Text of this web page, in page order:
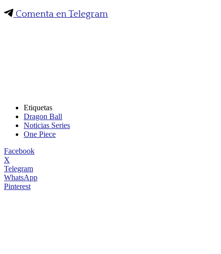
Comenta en Telegram
Etiquetas
Dragon Ball
Noticias Series
One Piece
Facebook
X
Telegram
WhatsApp
Pinterest